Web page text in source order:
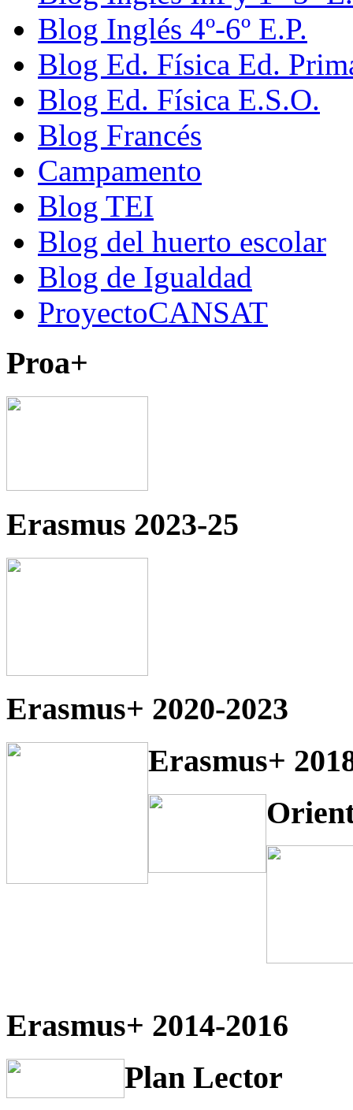
Blog Inglés 4º-6º E.P.
Blog Ed. Física Ed.
Blog Ed. Física E.S.O.
Blog Francés
Campamento
Blog TEI
Blog del huerto escolar
Blog de Igualdad
ProyectoCANSAT
Proa+
Erasmus 2023-25
Erasmus+ 2020-2023
Erasmus+
Erasmus+ 2014-2016
Plan Lector